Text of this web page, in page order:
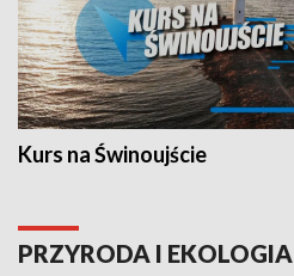
Kurs na Świnoujście
PRZYRODA I EKOLOGIA